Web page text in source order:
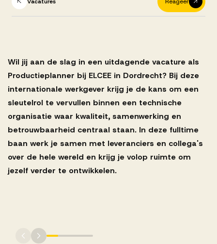
Successen
Succesverhalen
Vervulde vacatures
Over AV
Werken bij AV
Wil jij aan de slag in een uitdagende vacature als
Productieplanner bij ELCEE in Dordrecht? Bij deze
internationale werkgever krijg je de kans om een
sleutelrol te vervullen binnen een technische
organisatie waar kwaliteit, samenwerking en
betrouwbaarheid centraal staan. In deze fulltime
baan werk je samen met leveranciers en collega's
over de hele wereld en krijg je volop ruimte om
jezelf verder te ontwikkelen.